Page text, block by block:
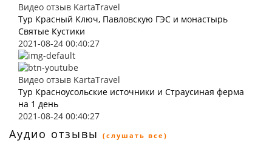
Видео отзыв KartaTravel
Тур Красный Ключ, Павловскую ГЭС и монастырь
Святые Кустики
2021-08-24 00:40:27
Видео отзыв KartaTravel
Тур Красноусольские источники и Страусиная ферма
на 1 день
2021-08-24 00:40:27
Аудио отзывы (слушать все)